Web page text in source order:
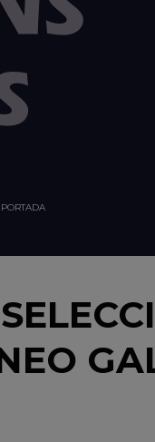
PORTADA